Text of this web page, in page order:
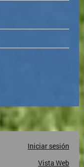
Iniciar sesión
Vista Web